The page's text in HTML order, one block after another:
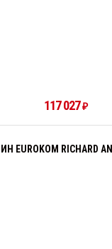
117 027₽
EUROKOM RICHARD